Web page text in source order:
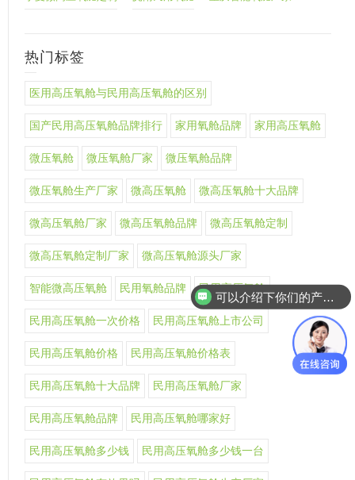
热门标签
医用高压氧舱与民用高压氧舱的区别
国产民用高压氧舱品牌排行 家用氧舱品牌 家用高压氧舱
微压氧舱 微压氧舱厂家 微压氧舱品牌
微压氧舱生产厂家 微高压氧舱 微高压氧舱十大品牌
微高压氧舱厂家 微高压氧舱品牌 微高压氧舱定制
微高压氧舱定制厂家 微高压氧舱源头厂家
智能微高压氧舱 民用氧舱品牌 民用高压氧舱
民用高压氧舱一次价格 民用高压氧舱上市公司
民用高压氧舱价格 民用高压氧舱价格表
民用高压氧舱十大品牌 民用高压氧舱厂家
民用高压氧舱品牌 民用高压氧舱哪家好
民用高压氧舱多少钱 民用高压氧舱多少钱一台
可以介绍下你们的产品么